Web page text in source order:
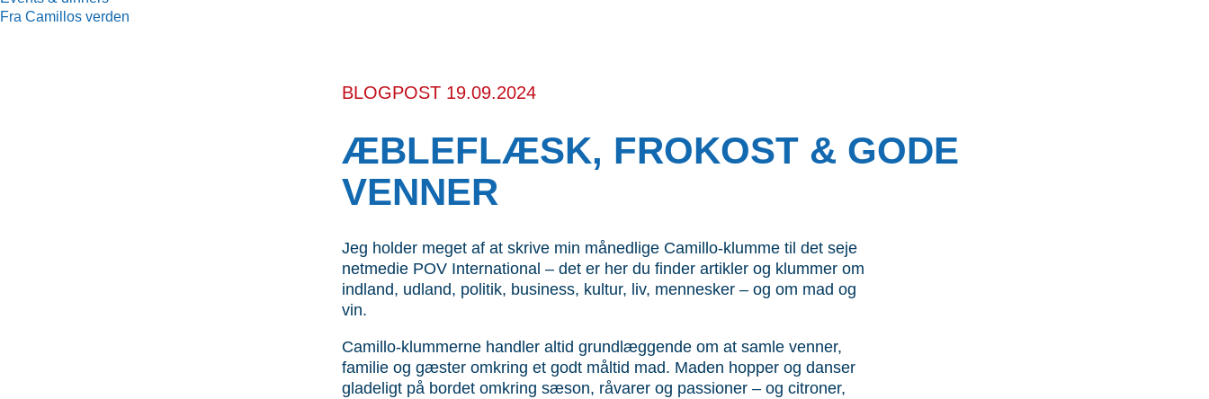
Fra Camillos verden
BLOGPOST 19.09.2024
ÆBLEFLÆSK, FROKOST & GODE
VENNER
Jeg holder meget af at skrive min månedlige Camillo-klumme til det seje
netmedie POV International – det er her du finder artikler og klummer om
indland, udland, politik, business, kultur, liv, mennesker – og om mad og
vin.
Camillo-klummerne handler altid grundlæggende om at samle venner,
familie og gæster omkring et godt måltid mad. Maden hopper og danser
gladeligt på bordet omkring sæson, råvarer og passioner – og citroner,